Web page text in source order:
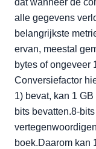
alle gegevens
belangrijkste
ervan, meestal
bytes of ongeveer
Conversiefactor
1) bevat, kan 1
bits bevatten.8-
boek.Daarom kan